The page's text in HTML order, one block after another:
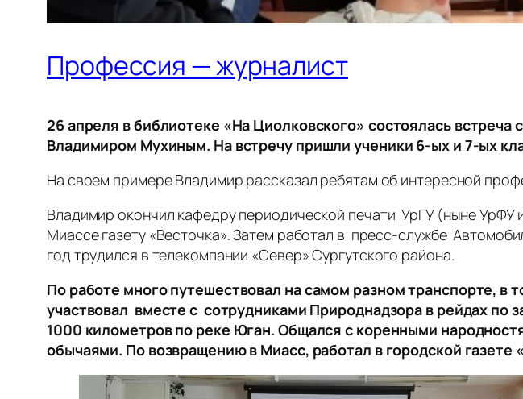
Профессия — журналист
26 апреля в библиотеке «На Циолковского» состоялась
Владимиром Мухиным. На встречу пришли ученики 6-ых и 7-ых
На своем примере Владимир рассказал ребятам об интересной
Владимир окончил кафедру периодической печати УрГУ (ныне УрФУ
Миассе газету «Весточка». Затем работал в пресс-службе
год трудился в телекомпании «Север» Сургутского района.
По работе много путешествовал на самом разном транспорте,
участвовал вместе с сотрудниками Природнадзора в рейдах
1000 километров по реке Юган. Общался с коренными
обычаями. По возвращению в Миасс, работал в городской газете